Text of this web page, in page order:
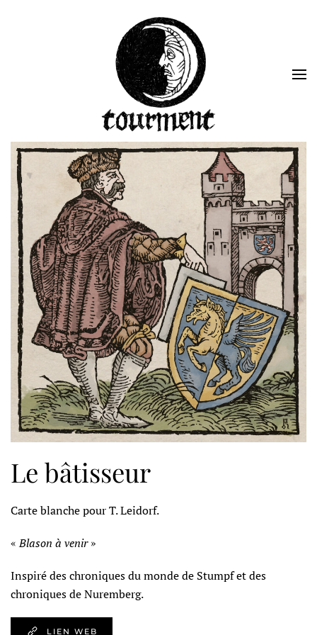
Skip to main content
Le bâtisseur
Carte blanche pour T. Leidorf.
«Blason à venir»
Inspiré des chroniques du monde de Stumpf et des
chroniques de Nuremberg.
LIEN WEB